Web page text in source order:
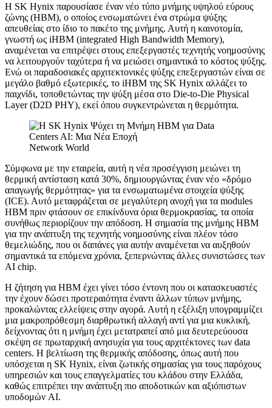
Η SK Hynix παρουσίασε έναν νέο τύπο μνήμης υψηλού εύρους
ζώνης (HBM), ο οποίος ενσωματώνει ένα στρώμα ψύξης
απευθείας στο ίδιο το πακέτο της μνήμης. Αυτή η καινοτομία,
γνωστή ως iHBM (integrated High Bandwidth Memory),
αναμένεται να επιτρέψει στους επεξεργαστές τεχνητής νοημοσύνης
να λειτουργούν ταχύτερα ή να μειώσει σημαντικά το κόστος ψύξης.
Ενώ οι παραδοσιακές αρχιτεκτονικές ψύξης επεξεργαστών είναι σε
μεγάλο βαθμό εξωτερικές, το iHBM της SK Hynix αλλάζει το
παιχνίδι, τοποθετώντας την ψύξη μέσα στο Die-to-Die Physical
Layer (D2D PHY), εκεί όπου συγκεντρώνεται η θερμότητα.
Network World
Σύμφωνα με την εταιρεία, αυτή η νέα προσέγγιση μειώνει τη
θερμική αντίσταση κατά 30%, δημιουργώντας έναν νέο «δρόμο
απαγωγής θερμότητας» για τα ενσωματωμένα στοιχεία ψύξης
(ICE). Αυτό μεταφράζεται σε μεγαλύτερη ανοχή για τα modules
HBM πριν φτάσουν σε επικίνδυνα όρια θερμοκρασίας, τα οποία
συνήθως περιορίζουν την απόδοση. Η σημασία της μνήμης HBM
για την ανάπτυξη της τεχνητής νοημοσύνης είναι πλέον τόσο
θεμελιώδης, που οι δαπάνες για αυτήν αναμένεται να αυξηθούν
σημαντικά τα επόμενα χρόνια, ξεπερνώντας άλλες συνιστώσες των
AI chip.
Η ζήτηση για HBM έχει γίνει τόσο έντονη που οι κατασκευαστές
την έχουν δώσει προτεραιότητα έναντι άλλων τύπων μνήμης,
προκαλώντας ελλείψεις στην αγορά. Αυτή η εξέλιξη υπογραμμίζει
μια μακροπρόθεσμη διαρθρωτική αλλαγή αντί για μια κυκλική,
δείχνοντας ότι η μνήμη έχει μετατραπεί από μια δευτερεύουσα
σκέψη σε πρωταρχική ανησυχία για τους αρχιτέκτονες των data
centers. Η βελτίωση της θερμικής απόδοσης, όπως αυτή που
υπόσχεται η SK Hynix, είναι ζωτικής σημασίας για τους παρόχους
υπηρεσιών και τους επαγγελματίες του κλάδου στην Ελλάδα,
καθώς επιτρέπει την ανάπτυξη πιο αποδοτικών και αξιόπιστων
υποδομών AI.